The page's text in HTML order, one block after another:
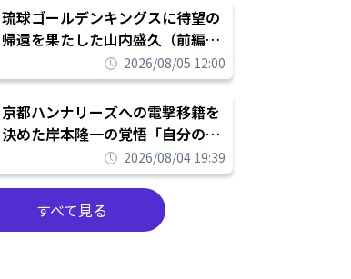
琉球ゴールデンキングスに待望の
帰還を果たした山内盛久（前編）
「キングスが積み上げてきたもの
を次の世代に繋いでいくのがやり
甲斐」
2026/08/05 12:00
京都ハンナリーズへの電撃移籍を
決めた岸本隆一の覚悟「自分のエ
ゴというちっぽけなことのため
に、京都に来たわけではない」
2026/08/04 19:39
すべて見る